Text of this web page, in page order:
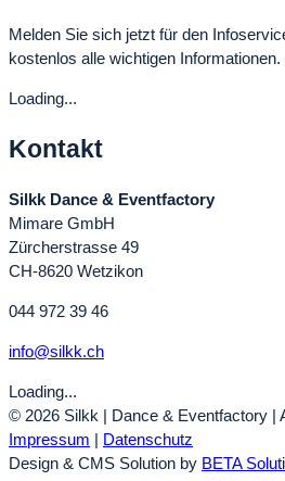
Melden Sie sich jetzt für den
kostenlos alle wichtigen Informationen.
Loading...
Kontakt
Silkk Dance & Eventfactory
Mimare GmbH
Zürcherstrasse 49
CH-8620 Wetzikon
044 972 39 46
info@silkk.ch
Loading...
© 2026 Silkk | Dance & Eventfactory |
Impressum | Datenschutz
Design & CMS Solution by BETA